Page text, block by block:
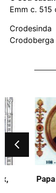
Emm c.
Crodesinda
Crodoberga
Papa